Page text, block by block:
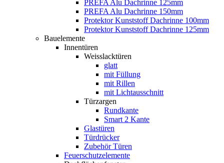
PREFA Alu Dachrinne 125mm
PREFA Alu Dachrinne 150mm
Protektor Kunststoff Dachrinne 100mm
Protektor Kunststoff Dachrinne 125mm
Bauelemente
Innentüren
Weisslacktüren
glatt
mit Füllung
mit Rillen
mit Lichtausschnitt
Türzargen
Rundkante
Smart 2 Kante
Glastüren
Türdrücker
Zubehör Türen
Feuerschutzelemente